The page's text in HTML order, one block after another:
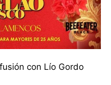
con Lío Gordo